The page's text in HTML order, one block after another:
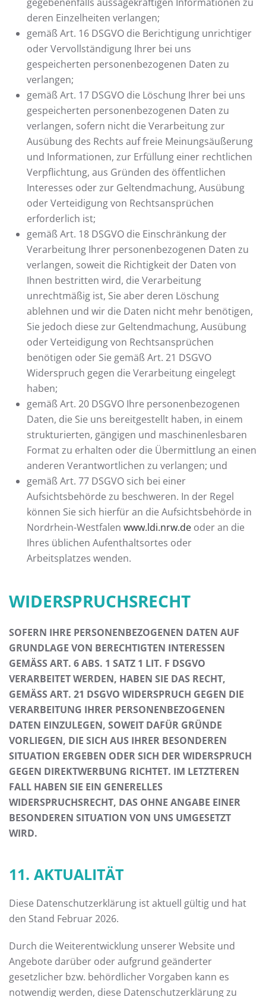
deren Einzelheiten verlangen;
gemäß Art. 16 DSGVO die Berichtigung unrichtiger
oder Vervollständigung Ihrer bei uns
gespeicherten personenbezogenen Daten zu
verlangen;
gemäß Art. 17 DSGVO die Löschung Ihrer bei uns
gespeicherten personenbezogenen Daten zu
verlangen, sofern nicht die Verarbeitung zur
Ausübung des Rechts auf freie Meinungsäußerung
und Informationen, zur Erfüllung einer rechtlichen
Verpflichtung, aus Gründen des öffentlichen
Interesses oder zur Geltendmachung, Ausübung
oder Verteidigung von Rechtsansprüchen
erforderlich ist;
gemäß Art. 18 DSGVO die Einschränkung der
Verarbeitung Ihrer personenbezogenen Daten zu
verlangen, soweit die Richtigkeit der Daten von
Ihnen bestritten wird, die Verarbeitung
unrechtmäßig ist, Sie aber deren Löschung
ablehnen und wir die Daten nicht mehr benötigen,
Sie jedoch diese zur Geltendmachung, Ausübung
oder Verteidigung von Rechtsansprüchen
benötigen oder Sie gemäß Art. 21 DSGVO
Widerspruch gegen die Verarbeitung eingelegt
haben;
gemäß Art. 20 DSGVO Ihre personenbezogenen
Daten, die Sie uns bereitgestellt haben, in einem
strukturierten, gängigen und maschinenlesbaren
Format zu erhalten oder die Übermittlung an einen
anderen Verantwortlichen zu verlangen; und
gemäß Art. 77 DSGVO sich bei einer
Aufsichtsbehörde zu beschweren. In der Regel
können Sie sich hierfür an die Aufsichtsbehörde in
Nordrhein-Westfalen www.ldi.nrw.de oder an die
Ihres üblichen Aufenthaltsortes oder
Arbeitsplatzes wenden.
WIDERSPRUCHSRECHT
SOFERN IHRE PERSONENBEZOGENEN DATEN AUF
GRUNDLAGE VON BERECHTIGTEN INTERESSEN
GEMÄSS ART. 6 ABS. 1 SATZ 1 LIT. F DSGVO
VERARBEITET WERDEN, HABEN SIE DAS RECHT,
GEMÄSS ART. 21 DSGVO WIDERSPRUCH GEGEN DIE
VERARBEITUNG IHRER PERSONENBEZOGENEN
DATEN EINZULEGEN, SOWEIT DAFÜR GRÜNDE
VORLIEGEN, DIE SICH AUS IHRER BESONDEREN
SITUATION ERGEBEN ODER SICH DER WIDERSPRUCH
GEGEN DIREKTWERBUNG RICHTET. IM LETZTEREN
FALL HABEN SIE EIN GENERELLES
WIDERSPRUCHSRECHT, DAS OHNE ANGABE EINER
BESONDEREN SITUATION VON UNS UMGESETZT
WIRD.
11. AKTUALITÄT
Diese Datenschutzerklärung ist aktuell gültig und hat
den Stand Februar 2026.
Durch die Weiterentwicklung unserer Website und
Angebote darüber oder aufgrund geänderter
gesetzlicher bzw. behördlicher Vorgaben kann es
notwendig werden, diese Datenschutzerklärung zu